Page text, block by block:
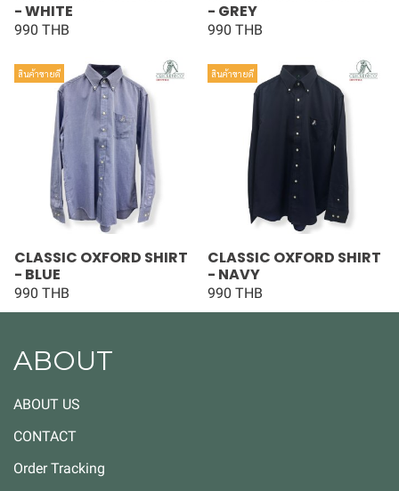
- WHITE
990 THB
- GREY
990 THB
สินค้าขายดี
CLASSIC OXFORD SHIRT
- BLUE
990 THB
สินค้าขายดี
CLASSIC OXFORD SHIRT
- NAVY
990 THB
ABOUT
ABOUT US
CONTACT
Order Tracking